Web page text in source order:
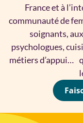
France et à
communauté de
soignants,
psychologues,
métiers d’appui…